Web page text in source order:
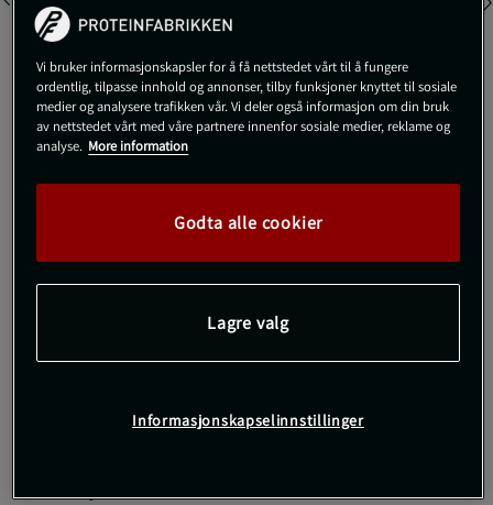
S
Kjøp
Vi bruker informasjonskapsler for å få nettstedet vårt til å fungere
ordentlig, tilpasse innhold og annonser, tilby funksjoner knyttet til sosiale
medier og analysere trafikken vår. Vi deler også informasjon om din bruk
av nettstedet vårt med våre partnere innenfor sosiale medier, reklame og
analyse. More information
Godta alle cookier
Lagre valg
Informasjonskapselinnstillinger